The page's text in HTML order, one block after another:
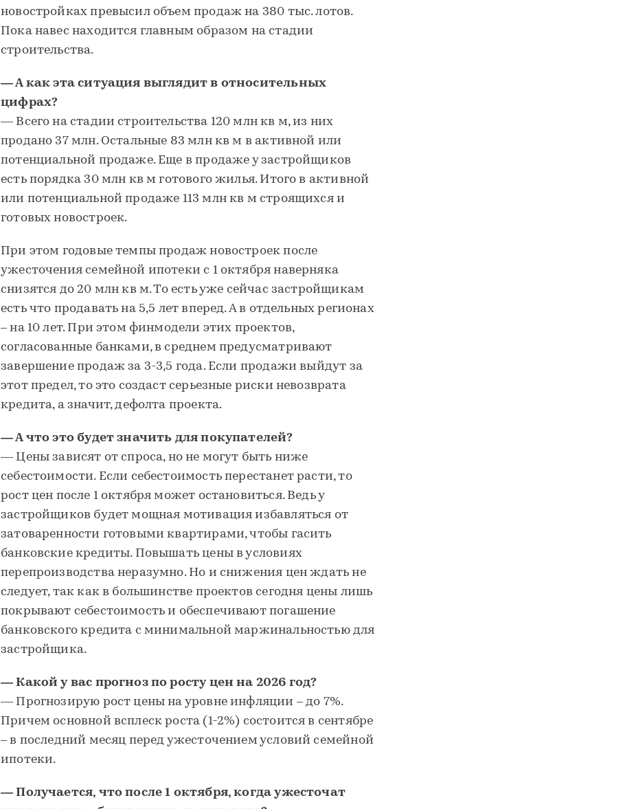
новостройках превысил объем продаж на 380 тыс. лотов.
Пока навес находится главным образом на стадии
строительства.
— А как эта ситуация выглядит в относительных
цифрах?
— Всего на стадии строительства 120 млн кв м, из них
продано 37 млн. Остальные 83 млн кв м в активной или
потенциальной продаже. Еще в продаже у застройщиков
есть порядка 30 млн кв м готового жилья. Итого в активной
или потенциальной продаже 113 млн кв м строящихся и
готовых новостроек.
При этом годовые темпы продаж новостроек после
ужесточения семейной ипотеки с 1 октября наверняка
снизятся до 20 млн кв м. То есть уже сейчас застройщикам
есть что продавать на 5,5 лет вперед. А в отдельных регионах
– на 10 лет. При этом финмодели этих проектов,
согласованные банками, в среднем предусматривают
завершение продаж за 3-3,5 года. Если продажи выйдут за
этот предел, то это создаст серьезные риски невозврата
кредита, а значит, дефолта проекта.
— А что это будет значить для покупателей?
— Цены зависят от спроса, но не могут быть ниже
себестоимости. Если себестоимость перестанет расти, то
рост цен после 1 октября может остановиться. Ведь у
застройщиков будет мощная мотивация избавляться от
затоваренности готовыми квартирами, чтобы гасить
банковские кредиты. Повышать цены в условиях
перепроизводства неразумно. Но и снижения цен ждать не
следует, так как в большинстве проектов сегодня цены лишь
покрывают себестоимость и обеспечивают погашение
банковского кредита с минимальной маржинальностью для
застройщика.
— Какой у вас прогноз по росту цен на 2026 год?
— Прогнозирую рост цены на уровне инфляции – до 7%.
Причем основной всплеск роста (1-2%) состоится в сентябре
– в последний месяц перед ужесточением условий семейной
ипотеки.
— Получается, что после 1 октября, когда ужесточат